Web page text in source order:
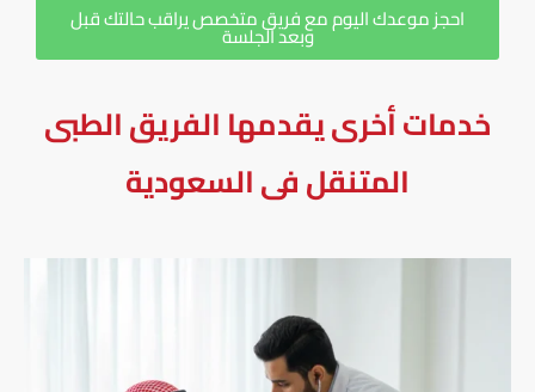
احجز موعدك اليوم مع فريق متخصص يراقب حالتك قبل
وبعد الجلسة
خدمات أخرى يقدمها الفريق الطبى
المتنقل فى السعودية